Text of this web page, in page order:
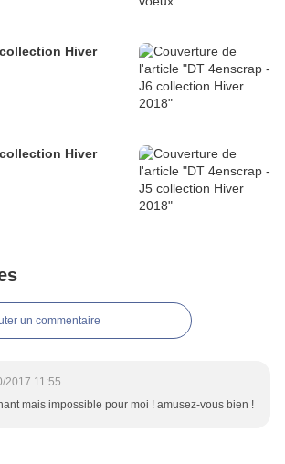
Hiver
Hiver
un commentaire
2017 11:55
mais impossible pour moi ! amusez-vous bien !